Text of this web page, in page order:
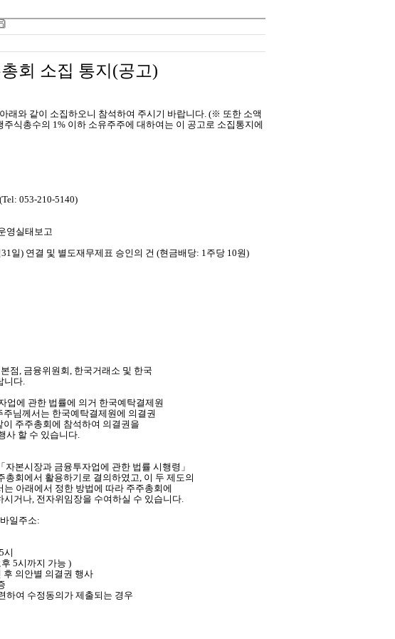
회 소집 통지(공고)
래와 같이 소집하오니 참석하여 주시기 바랍니다. (※ 또한 소액
식총수의 1% 이하 소유주주에 대하여는 이 공고로 소집통지에
053-210-5140)
영실태보고
) 연결 및 별도재무제표 승인의 건 (현금배당: 1주당 10원)
점, 금융위원회, 한국거래소 및 한국
니다.
에 관한 법률에 의거 한국예탁결제원
님께서는 한국예탁결제원에 의결권
주주총회에 참석하여 의결권을
사 할 수 있습니다.
본시장과 금융투자업에 관한 법률 시행령」
총회에서 활용하기로 결의하였고, 이 두 제도의
는 아래에서 정한 방법에 따라 주주총회에
거나, 전자위임장을 수여하실 수 있습니다.
일주소:
시
5시까지 가능 )
의안별 의결권 행사
여 수정동의가 제출되는 경우